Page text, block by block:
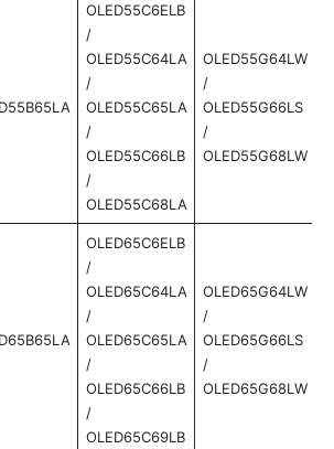
OLED55C6ELB
/
OLED55C64LA
/
OLED55C65LA
/
OLED55C66LB
/
OLED55C68LA
OLED55G64LW
/
OLED55G66LS
/
OLED55G68LW
OLED65C6ELB
/
OLED65C64LA
/
OLED65C65LA
/
OLED65C66LB
/
OLED65C69LB
OLED65G64LW
/
OLED65G66LS
/
OLED65G68LW